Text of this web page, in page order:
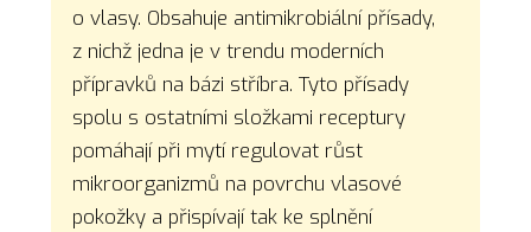
o vlasy. Obsahuje antimikrobiální přísady,
z nichž jedna je v trendu moderních
přípravků na bázi stříbra. Tyto přísady
spolu s ostatními složkami receptury
pomáhají při mytí regulovat růst
mikroorganizmů na povrchu vlasové
pokožky a přispívají tak ke splnění